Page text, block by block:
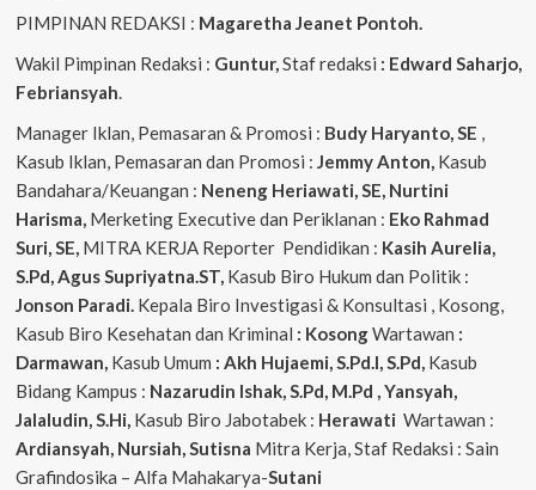
PIMPINAN REDAKSI : Magaretha Jeanet Pontoh.
Wakil Pimpinan Redaksi : Guntur,Staf redaksi : Edward Saharjo,
Febriansyah.
Manager Iklan, Pemasaran & Promosi : Budy Haryanto, SE ,
Kasub Iklan, Pemasaran dan Promosi : Jemmy Anton, Kasub
Bandahara/Keuangan : Neneng Heriawati, SE, Nurtini
Harisma, Merketing Executive dan Periklanan : Eko Rahmad
Suri, SE, MITRA KERJA Reporter Pendidikan : Kasih Aurelia,
S.Pd, AgusSupriyatna.ST, Kasub Biro Hukum dan Politik :
Jonson Paradi. Kepala Biro Investigasi & Konsultasi , Kosong,
Kasub Biro Kesehatan dan Kriminal : KosongWartawan :
Darmawan, Kasub Umum : Akh Hujaemi, S.Pd.I, S.Pd, Kasub
Bidang Kampus : Nazarudin Ishak, S.Pd, M.Pd , Yansyah,
Jalaludin, S.Hi, Kasub Biro Jabotabek : Herawati Wartawan :
Ardiansyah, Nursiah, Sutisna Mitra Kerja, Staf Redaksi : Sain
Grafindosika – Alfa Mahakarya-Sutani